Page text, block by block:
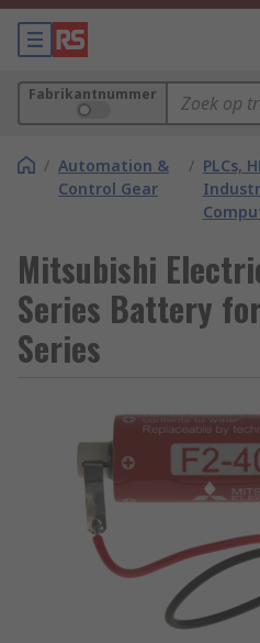
Fabrikantnummer
/ Automation &
Control Gear
/ PLCs,
Mitsubishi
Series Battery
Series